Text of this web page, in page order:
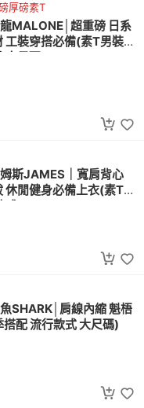
厚磅素T
MALONE│超重磅 日系
工裝穿搭必備(素T男裝
大尺碼)
斯JAMES｜寬肩背心
休閒健身必備上衣(素T男
)
SHARK│肩線內縮 魁梧
配 流行款式 大尺碼)